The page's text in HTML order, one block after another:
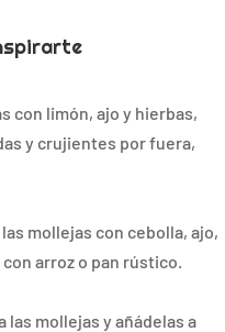
con limón, ajo y hierbas,
y crujientes por fuera,
mollejas con cebolla, ajo,
arroz o pan rústico.
las mollejas y añádelas a